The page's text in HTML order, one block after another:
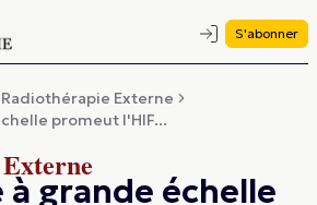
S'abonner
Radiothérapie Externe
promeut l'HIF...
à grande échelle